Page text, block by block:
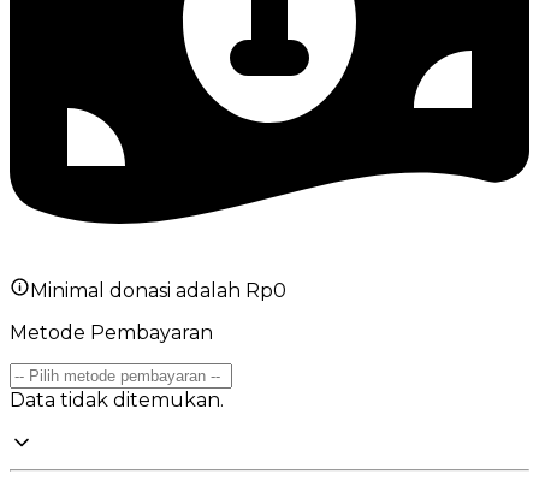
Minimal donasi adalah Rp0
Metode Pembayaran
Data tidak ditemukan.